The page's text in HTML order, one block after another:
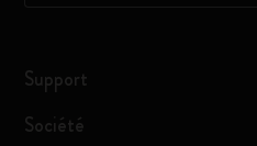
Support
Société